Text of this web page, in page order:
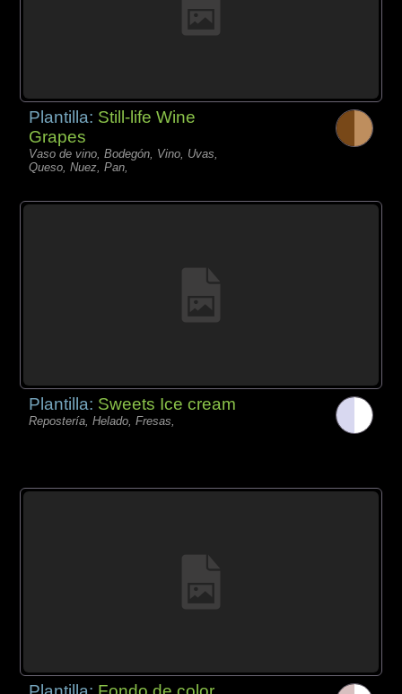
Plantilla: Still-life Wine
Grapes
Vaso de vino, Bodegón, Vino, Uvas,
Queso, Nuez, Pan,
Plantilla: Sweets Ice cream
Repostería, Helado, Fresas,